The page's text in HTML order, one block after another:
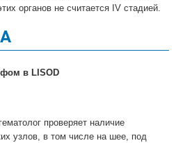
органов не считается IV стадией.
в LISOD
проверяет наличие
узлов, в том числе на шее, под